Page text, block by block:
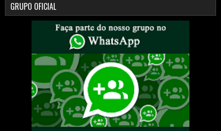
GRUPO OFICIAL